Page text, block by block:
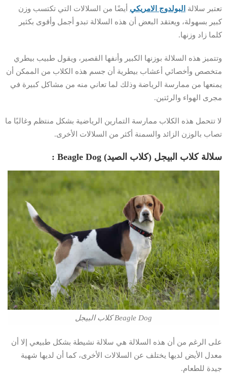
تعتبر سلالة البولدوج الامريكي أيضًا من السلالات التي تكتسب وزن
كبير بسهولة، ويعتقد البعض أن هذه السلالة تبدو أجمل وأقوى بكثير
كلما زاد وزنها.
وتتميز هذه السلالة بوزنها الكبير وأنفها القصير، ويقول طبيب بيطري
متخصص وأخصائي أعشاب بيطرية أن جسم هذه الكلاب من الممكن أن
يمنعها من ممارسة الرياضة وذلك لما تعاني منه من مشاكل كبيرة في
مجرى الهواء والرئتين.
لا تتحمل هذه الكلاب ممارسة التمارين الرياضية بشكل منتظم وغالبًا ما
تصاب بالوزن الزائد والسمنة أكثر من السلالات الأخرى.
سلالة كلاب البيجل (كلاب الصيد) Beagle Dog :
Beagle Dog كلاب البيجل
على الرغم من أن هذه السلالة هي سلالة نشيطة بشكل طبيعي إلا أن
معدل الأيض لديها يختلف عن السلالات الأخرى، كما أن لديها شهية
جيدة للطعام.